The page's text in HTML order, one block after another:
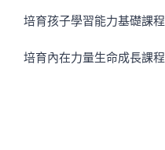
培育孩子學習能力基礎課程
培育內在力量生命成長課程